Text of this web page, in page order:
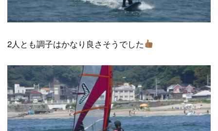
2人とも調子はかなり良さそうでした